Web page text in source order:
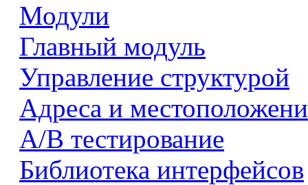
Модули
Главный модуль
Управление структурой
Адреса и
А/В тестирование
Библиотека интерфейсов